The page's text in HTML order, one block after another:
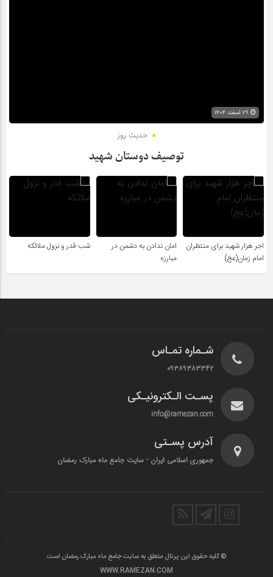
حدیث روز
توصیف دوستان شهید
اجر هزار شهید برای منتظران
امام زمان(عج)
امان ندادن به دشمن در
مبارزه
شب قدر و نزول ملائکه
شـماره تمـاس
۰۹۳۸۹۳۸۳۳۴۲
پسـت الـکترونیـکی
info@ramezan.com
آدرس پسـتی
جمهوری اسلامی ایران - سایت جامع ماه مبارک رمضان
© کلیه حقوق این پرتال متعلق به سایت جامع ماه مبارک رمضان است
WWW.RAMEZAN.COM